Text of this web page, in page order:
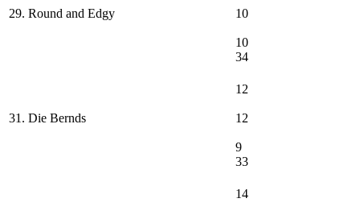
29. Round and Edgy 10
10
34
31. Die Bernds
12
12
9
33
14